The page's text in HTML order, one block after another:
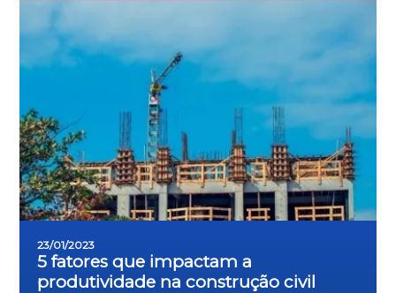
23/01/2023
5 fatores que impactam a
produtividade na construção civil